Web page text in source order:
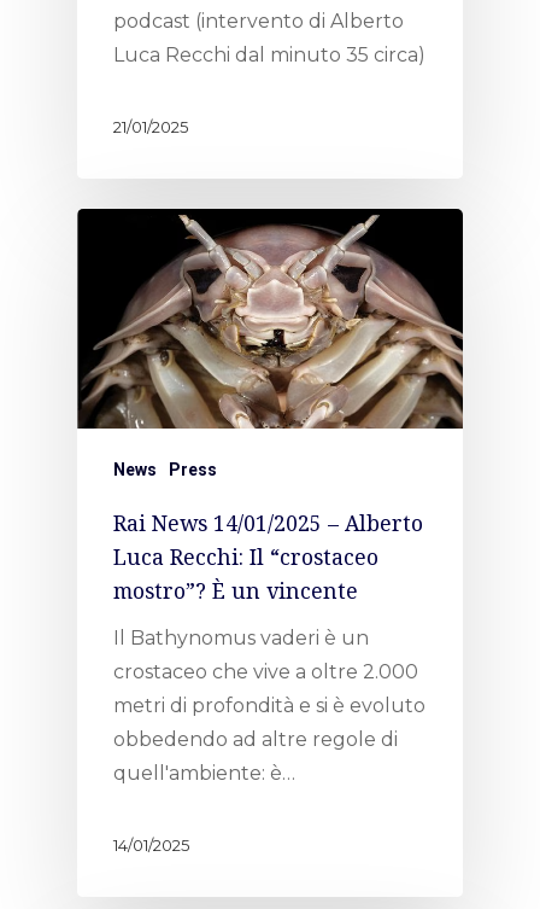
podcast (intervento di Alberto
Luca Recchi dal minuto 35 circa)
21/01/2025
News Press
Rai News 14/01/2025 – Alberto
Luca Recchi: Il “crostaceo
mostro”? È un vincente
Il Bathynomus vaderi è un
crostaceo che vive a oltre 2.000
metri di profondità e si è evoluto
obbedendo ad altre regole di
quell'ambiente: è…
14/01/2025